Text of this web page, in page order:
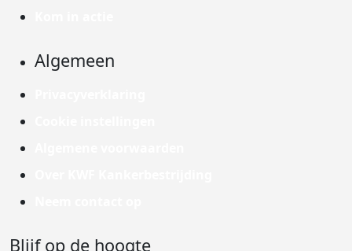
Algemeen
Blijf op de hoogte